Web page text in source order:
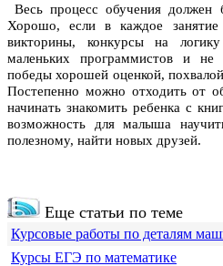
Весь процесс обучения
Хорошо, если в каждое занятие
викторины, конкурсы на
маленьких программистов и
победы хорошей оценкой,
Постепенно можно отходить от
начинать знакомить ребенка с
возможность для малыша
полезному, найти новых друзей.
Еще статьи по теме
Курсовые работы по деталям
Курсы ЕГЭ по математике